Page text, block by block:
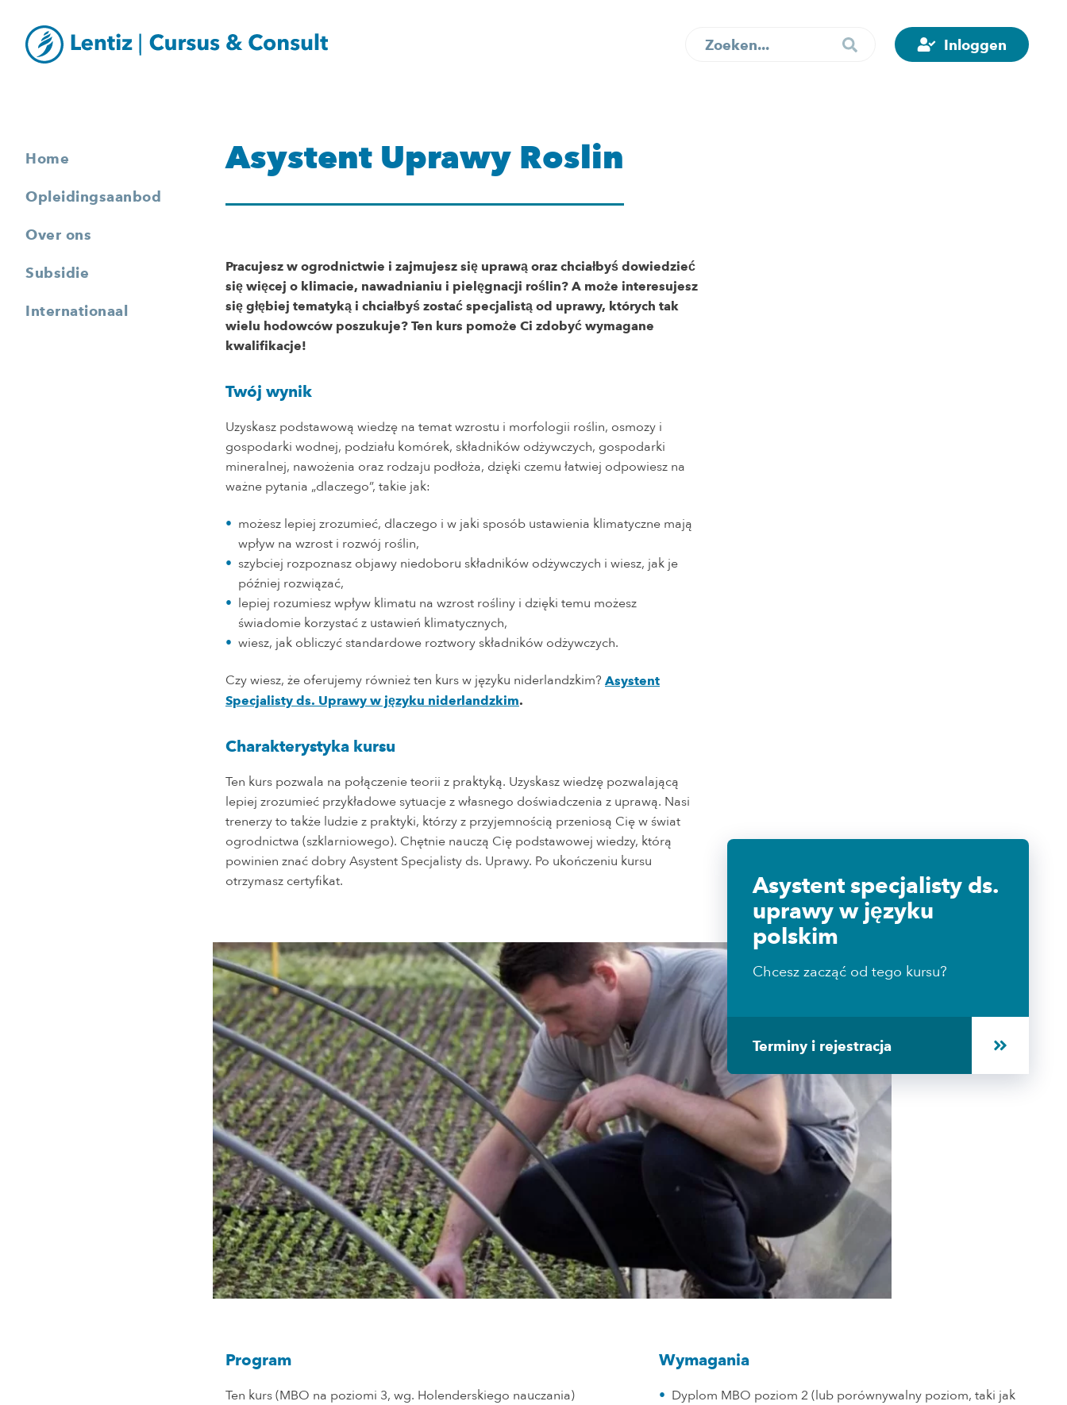
Inloggen
Home
Opleidingsaanbod
Over ons
Subsidie
Internationaal
Asystent Uprawy Roslin
Pracujesz w ogrodnictwie i zajmujesz się uprawą oraz chciałbyś dowiedzieć
się więcej o klimacie, nawadnianiu i pielęgnacji roślin? A może interesujesz
się głębiej tematyką i chciałbyś zostać specjalistą od uprawy, których tak
wielu hodowców poszukuje? Ten kurs pomoże Ci zdobyć wymagane
kwalifikacje!
Twój wynik
Uzyskasz podstawową wiedzę na temat wzrostu i morfologii roślin, osmozy i
gospodarki wodnej, podziału komórek, składników odżywczych, gospodarki
mineralnej, nawożenia oraz rodzaju podłoża, dzięki czemu łatwiej odpowiesz na
ważne pytania „dlaczego”, takie jak:
możesz lepiej zrozumieć, dlaczego i w jaki sposób ustawienia klimatyczne mają
wpływ na wzrost i rozwój roślin,
szybciej rozpoznasz objawy niedoboru składników odżywczych i wiesz, jak je
później rozwiązać,
lepiej rozumiesz wpływ klimatu na wzrost rośliny i dzięki temu możesz
świadomie korzystać z ustawień klimatycznych,
wiesz, jak obliczyć standardowe roztwory składników odżywczych.
Czy wiesz, że oferujemy również ten kurs w języku niderlandzkim? Asystent
Specjalisty ds. Uprawy w języku niderlandzkim.
Charakterystyka kursu
Ten kurs pozwala na połączenie teorii z praktyką. Uzyskasz wiedzę pozwalającą
lepiej zrozumieć przykładowe sytuacje z własnego doświadczenia z uprawą. Nasi
trenerzy to także ludzie z praktyki, którzy z przyjemnością przeniosą Cię w świat
ogrodnictwa (szklarniowego). Chętnie nauczą Cię podstawowej wiedzy, którą
powinien znać dobry Asystent Specjalisty ds. Uprawy. Po ukończeniu kursu
otrzymasz certyfikat.
Asystent specjalisty ds.
uprawy w języku
polskim
Chcesz zacząć od tego kursu?
Terminy i rejestracja
Program
Ten kurs (MBO na poziomi 3, wg. Holenderskiego nauczania)
Wymagania
Dyplom MBO poziom 2 (lub porównywalny poziom, taki jak